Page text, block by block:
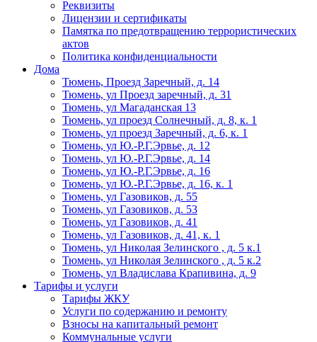
Реквизиты
Лицензии и сертификаты
Памятка по предотвращению террористических
актов
Политика конфиденциальности
Дома
Тюмень, Проезд Заречный, д. 14
Тюмень, ул Проезд заречный, д. 31
Тюмень, ул Магаданская 13
Тюмень, ул проезд Солнечный, д. 8, к. 1
Тюмень, ул проезд Заречный, д. 6, к. 1
Тюмень, ул Ю.-Р.Г.Эрвье, д. 12
Тюмень, ул Ю.-Р.Г.Эрвье, д. 14
Тюмень, ул Ю.-Р.Г.Эрвье, д. 16
Тюмень, ул Ю.-Р.Г.Эрвье, д. 16, к. 1
Тюмень, ул Газовиков, д. 55
Тюмень, ул Газовиков, д. 53
Тюмень, ул Газовиков, д. 41
Тюмень, ул Газовиков, д. 41, к. 1
Тюмень, ул Николая Зелинского , д. 5 к.1
Тюмень, ул Николая Зелинского , д. 5 к.2
Тюмень, ул Владислава Крапивина, д. 9
Тарифы и услуги
Тарифы ЖКУ
Услуги по содержанию и ремонту
Взносы на капитальный ремонт
Коммунальные услуги